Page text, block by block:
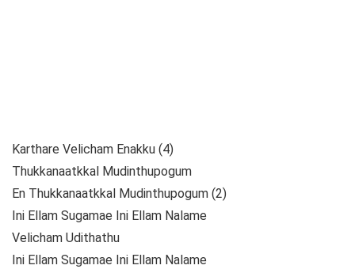
Karthare Velicham Enakku (4)
Thukkanaatkkal Mudinthupogum
En Thukkanaatkkal Mudinthupogum (2)
Ini Ellam Sugamae Ini Ellam Nalame
Velicham Udithathu
Ini Ellam Sugamae Ini Ellam Nalame